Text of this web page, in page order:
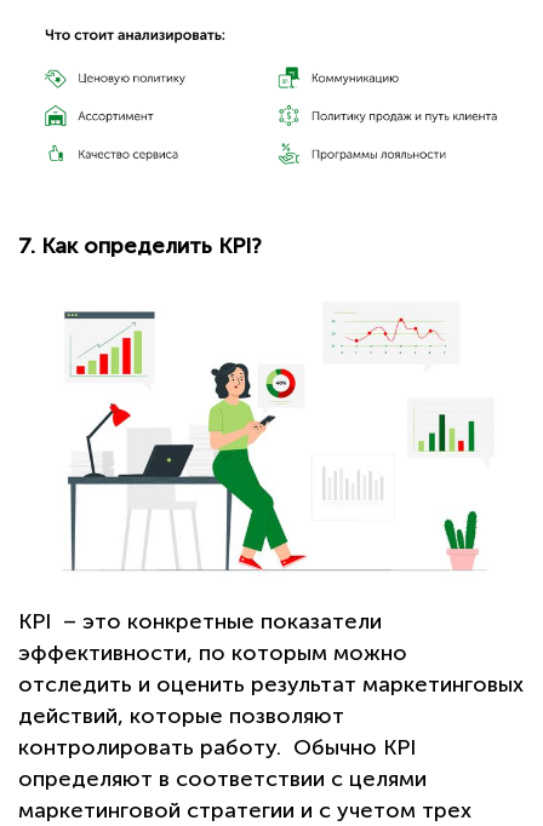
7. Как определить KPI?
КРІ – это конкретные показатели
эффективности, по которым можно
отследить и оценить результат маркетинговых
действий, которые позволяют
контролировать работу. Обычно КРІ
определяют в соответствии с целями
маркетинговой стратегии и с учетом трех